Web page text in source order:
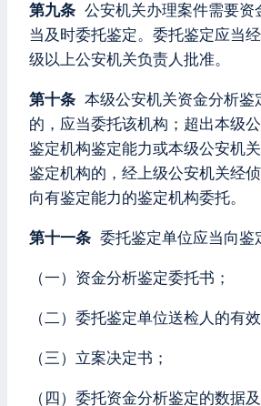
第九条 公安机关办理案件需要资
当及时委托鉴定。委托鉴定应当
级以上公安机关负责人批准。
第十条 本级公安机关资金分析鉴
的，应当委托该机构；超出本级
鉴定机构鉴定能力或本级公安机
鉴定机构的，经上级公安机关经
向有鉴定能力的鉴定机构委托。
第十一条 委托鉴定单位应当向鉴
（一）资金分析鉴定委托书；
（二）委托鉴定单位送检人的有效
（三）立案决定书；
（四）委托资金分析鉴定的数据